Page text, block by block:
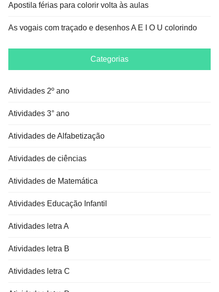
Apostila férias para colorir volta às aulas
As vogais com traçado e desenhos A E I O U colorindo
Categorias
Atividades 2º ano
Atividades 3° ano
Atividades de Alfabetização
Atividades de ciências
Atividades de Matemática
Atividades Educação Infantil
Atividades letra A
Atividades letra B
Atividades letra C